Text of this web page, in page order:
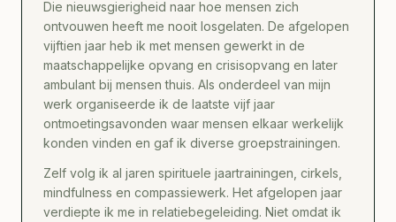
Die nieuwsgierigheid naar hoe mensen zich
ontvouwen heeft me nooit losgelaten. De afgelopen
vijftien jaar heb ik met mensen gewerkt in de
maatschappelijke opvang en crisisopvang en later
ambulant bij mensen thuis. Als onderdeel van mijn
werk organiseerde ik de laatste vijf jaar
ontmoetingsavonden waar mensen elkaar werkelijk
konden vinden en gaf ik diverse groepstrainingen.
Zelf volg ik al jaren spirituele jaartrainingen, cirkels,
mindfulness en compassiewerk. Het afgelopen jaar
verdiepte ik me in relatiebegeleiding. Niet omdat ik